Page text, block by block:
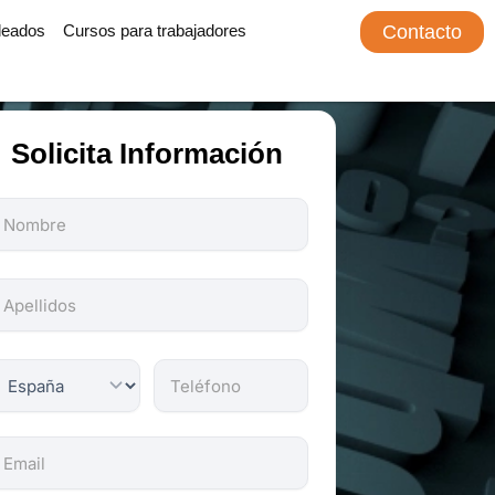
Cursos para trabajadores Contacto
Solicita Información